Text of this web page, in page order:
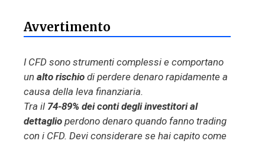
Avvertimento
I CFD sono strumenti complessi e comportano
un alto rischio di perdere denaro rapidamente a
causa della leva finanziaria.
Tra il 74-89% dei conti degli investitori al
dettaglio perdono denaro quando fanno trading
con i CFD. Devi considerare se hai capito come